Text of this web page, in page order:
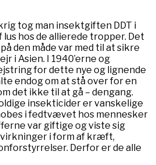
tog man insektgiften DDT i
hos de allierede tropper. Det
den måde var med til at sikre
i Asien. I 1940’erne og
for dette nye og lignende
endog om at stå over for en
det ikke til at gå – dengang.
insekticider er vanskelige
i fedtvævet hos mennesker
var giftige og viste sig
i form af kræft,
Derfor er de alle